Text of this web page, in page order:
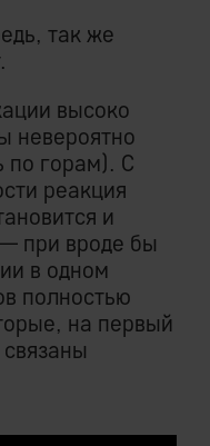
так же
высоко
невероятно
по горам). С
реакция
и
при вроде бы
в одном
полностью
на первый